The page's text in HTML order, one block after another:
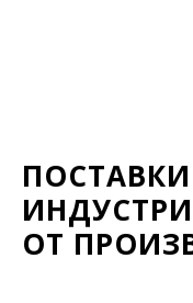
ПОСТАВКИ
ОТ